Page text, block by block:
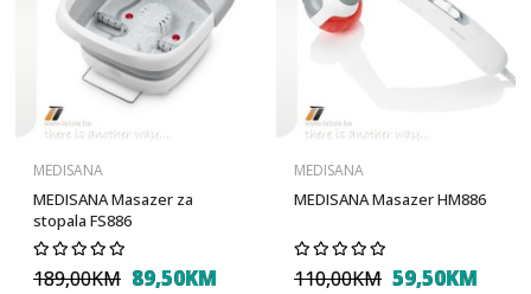
MEDISANA
MEDISANA Masazer za
stopala FS886
189,00KM 89,50KM
MEDISANA
MEDISANA Masazer HM886
110,00KM 59,50KM